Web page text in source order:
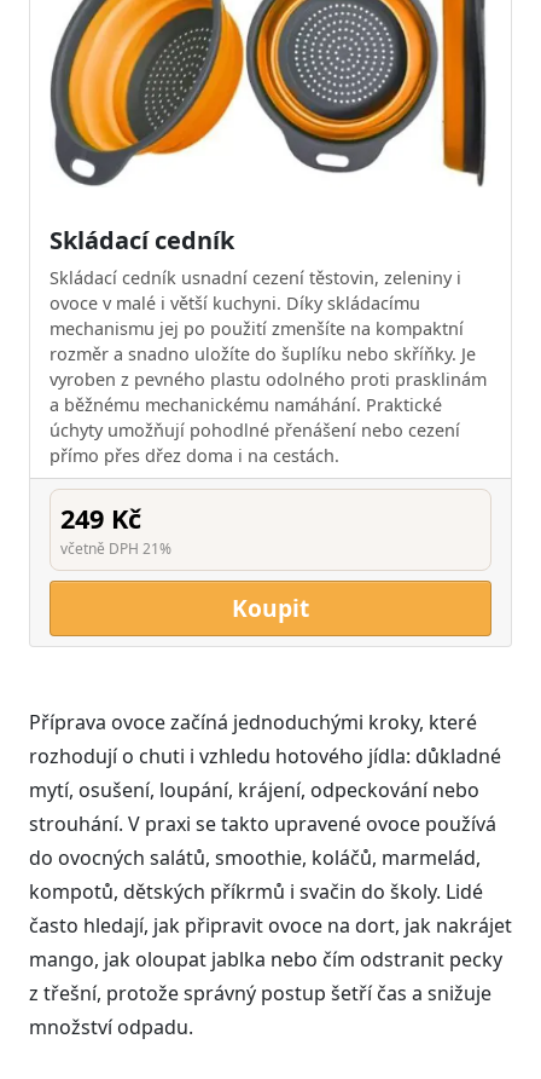
Skládací cedník
Skládací cedník usnadní cezení těstovin, zeleniny i
ovoce v malé i větší kuchyni. Díky skládacímu
mechanismu jej po použití zmenšíte na kompaktní
rozměr a snadno uložíte do šuplíku nebo skříňky. Je
vyroben z pevného plastu odolného proti prasklinám
a běžnému mechanickému namáhání. Praktické
úchyty umožňují pohodlné přenášení nebo cezení
přímo přes dřez doma i na cestách.
249 Kč
včetně DPH 21%
Koupit
Příprava ovoce začíná jednoduchými kroky, které
rozhodují o chuti i vzhledu hotového jídla: důkladné
mytí, osušení, loupání, krájení, odpeckování nebo
strouhání. V praxi se takto upravené ovoce používá
do ovocných salátů, smoothie, koláčů, marmelád,
kompotů, dětských příkrmů i svačin do školy. Lidé
často hledají, jak připravit ovoce na dort, jak nakrájet
mango, jak oloupat jablka nebo čím odstranit pecky
z třešní, protože správný postup šetří čas a snižuje
množství odpadu.